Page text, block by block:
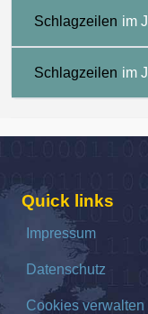
Schlagzeilen im
Schlagzeilen im
Quick links
Impressum
Datenschutz
Cookies verwalten